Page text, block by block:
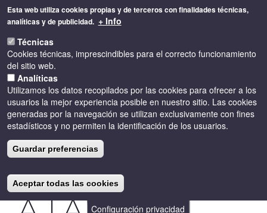
Configuración privacidad
Esta web utiliza cookies propias y de terceros con finalidades técnicas,
analíticas y de publicidad. + Info
Técnicas
Cookies técnicas, imprescindibles para el correcto funcionamiento
del sitio web.
Analíticas
Utilizamos los datos recopilados por las cookies para ofrecer a los
usuarios la mejor experiencia posible en nuestro sitio. Las cookies
generadas por la navegación se utilizan exclusivamente con fines
estadísticos y no permiten la identificación de los usuarios.
Guardar preferencias
Aceptar todas las cookies
Pasar
principal
GRAN
RECIBIMIENTO